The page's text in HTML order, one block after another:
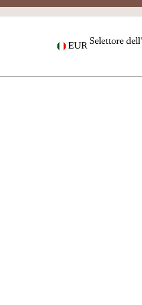
EUR Selettore